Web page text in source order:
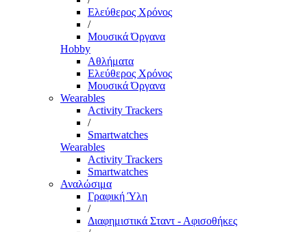
Ελεύθερος Χρόνος
/
Μουσικά Όργανα
Hobby
Αθλήματα
Ελεύθερος Χρόνος
Μουσικά Όργανα
Wearables
Activity Trackers
/
Smartwatches
Wearables
Activity Trackers
Smartwatches
Αναλώσιμα
Γραφική Ύλη
/
Διαφημιστικά Σταντ - Αφισοθήκες